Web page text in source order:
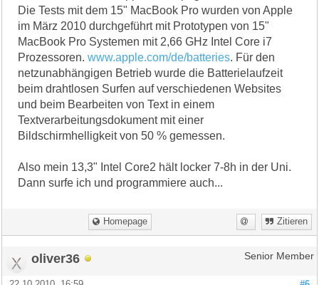
Die Tests mit dem 15" MacBook Pro wurden von Apple
im März 2010 durchgeführt mit Prototypen von 15"
MacBook Pro Systemen mit 2,66 GHz Intel Core i7
Prozessoren.www.apple.com/de/batteries. Für den
netzunabhängigen Betrieb wurde die Batterielaufzeit
beim drahtlosen Surfen auf verschiedenen Websites
und beim Bearbeiten von Text in einem
Textverarbeitungsdokument mit einer
Bildschirmhelligkeit von 50 % gemessen.
Also mein 13,3" Intel Core2 hält locker 7-8h in der Uni.
Dann surfe ich und programmiere auch...
Homepage Zitieren
oliver36 Senior Member